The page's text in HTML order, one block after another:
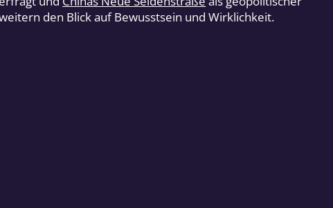
den Blick auf Bewusstsein und Wirklichkeit.